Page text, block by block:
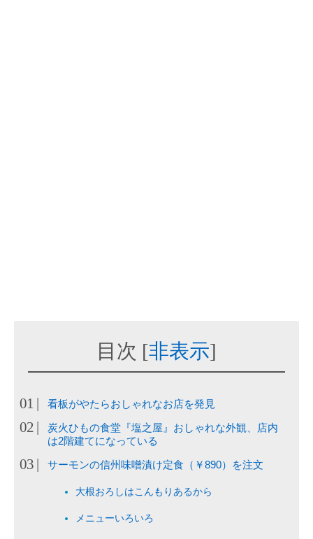
目次 [非表示]
看板がやたらおしゃれなお店を発見
炭火ひもの食堂『塩之屋』おしゃれな外観、店内
は2階建てになっている
サーモンの信州味噌漬け定食（￥890）を注文
大根おろしはこんもりあるから
メニューいろいろ